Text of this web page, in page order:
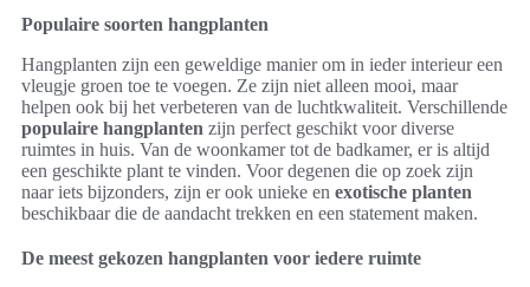
Populaire soorten hangplanten
Hangplanten zijn een geweldige manier om in ieder interieur een
vleugje groen toe te voegen. Ze zijn niet alleen mooi, maar
helpen ook bij het verbeteren van de luchtkwaliteit. Verschillende
populaire hangplanten zijn perfect geschikt voor diverse
ruimtes in huis. Van de woonkamer tot de badkamer, er is altijd
een geschikte plant te vinden. Voor degenen die op zoek zijn
naar iets bijzonders, zijn er ook unieke en exotische planten
beschikbaar die de aandacht trekken en een statement maken.
De meest gekozen hangplanten voor iedere ruimte